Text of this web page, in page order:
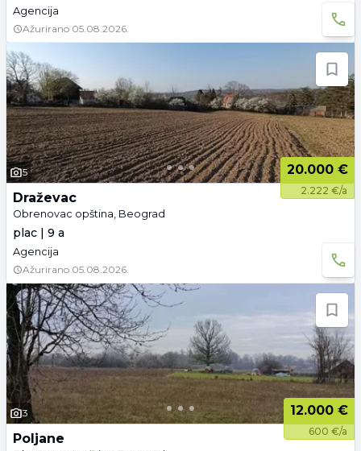
Agencija
Ažurirano 05.08.2026.
5 20.000 €
2.222 €/a
Draževac
Obrenovac opština, Beograd
plac | 9 a
Agencija
Ažurirano 05.08.2026.
3 12.000 €
600 €/a
Poljane